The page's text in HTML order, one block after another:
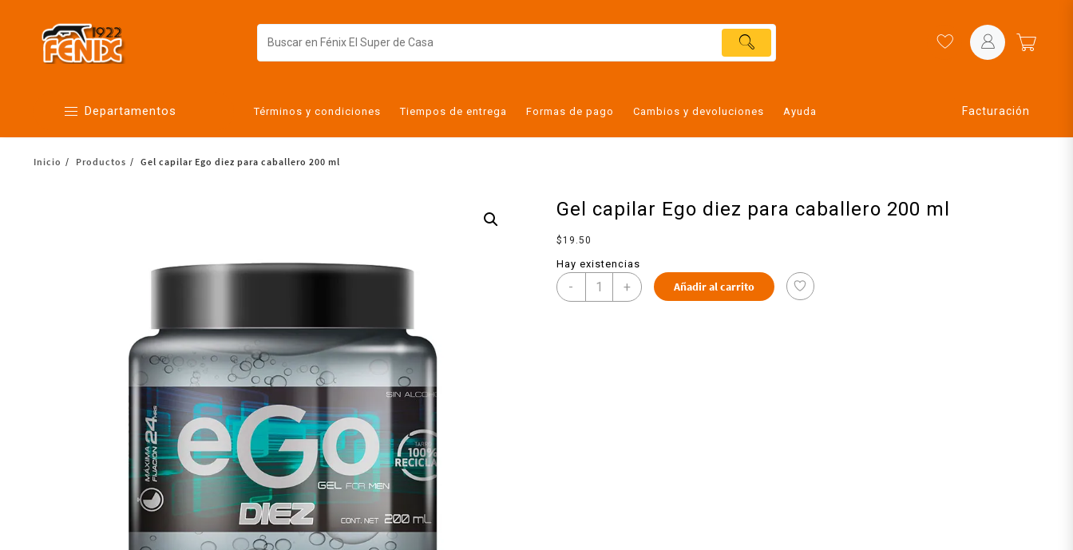
Departamentos
Alimentos
Cuidado personal
Limpieza del hogar
Pan de la casa
Términos y condiciones Tiempos de entrega Formas de pago Cambios y devoluciones Ayuda Facturación
Inicio Productos Gel capilar Ego diez para caballero 200 ml
Gel capilar Ego diez para caballero 200 ml
$ 19.50
Hay existencias
- + Añadir al carrito